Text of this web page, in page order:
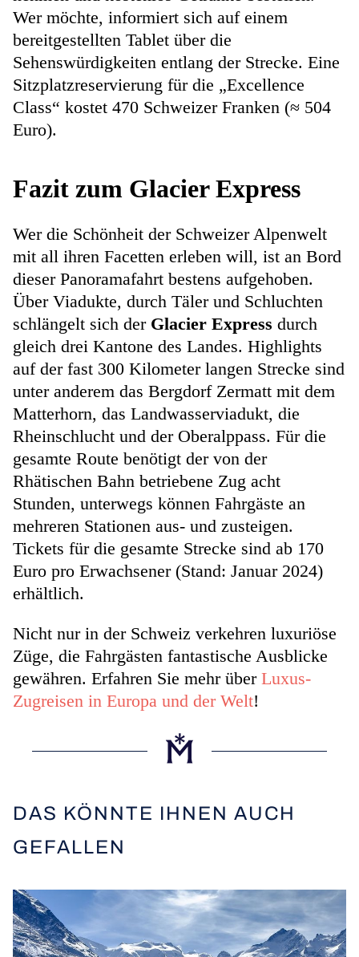
Wer möchte, informiert sich auf einem
bereitgestellten Tablet über die
Sehenswürdigkeiten entlang der Strecke. Eine
Sitzplatzreservierung für die „Excellence
Class“ kostet 470 Schweizer Franken (≈ 504
Euro).
Fazit zum Glacier Express
Wer die Schönheit der Schweizer Alpenwelt
mit all ihren Facetten erleben will, ist an Bord
dieser Panoramafahrt bestens aufgehoben.
Über Viadukte, durch Täler und Schluchten
schlängelt sich der Glacier Express durch
gleich drei Kantone des Landes. Highlights
auf der fast 300 Kilometer langen Strecke sind
unter anderem das Bergdorf Zermatt mit dem
Matterhorn, das Landwasserviadukt, die
Rheinschlucht und der Oberalppass. Für die
gesamte Route benötigt der von der
Rhätischen Bahn betriebene Zug acht
Stunden, unterwegs können Fahrgäste an
mehreren Stationen aus- und zusteigen.
Tickets für die gesamte Strecke sind ab 170
Euro pro Erwachsener (Stand: Januar 2024)
erhältlich.
Nicht nur in der Schweiz verkehren luxuriöse
Züge, die Fahrgästen fantastische Ausblicke
gewähren. Erfahren Sie mehr über Luxus-
Zugreisen in Europa und der Welt!
DAS KÖNNTE IHNEN AUCH
GEFALLEN